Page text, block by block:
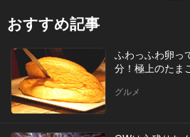
おすすめ記事
ふわっふわ卵っ
分！極上のたま
グルメ